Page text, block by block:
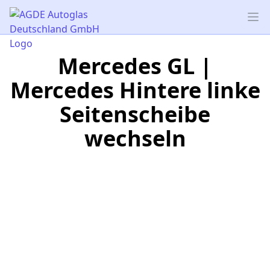
AGDE Autoglas Deutschland GmbH
Mercedes GL |
Mercedes Hintere linke
Seitenscheibe
wechseln